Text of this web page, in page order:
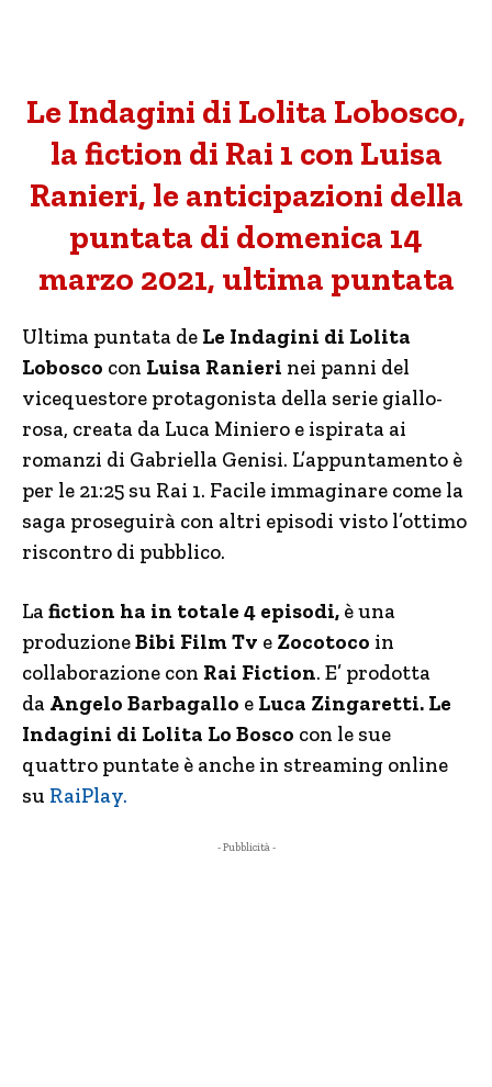
Le Indagini di Lolita Lobosco,
la fiction di Rai 1 con Luisa
Ranieri, le anticipazioni della
puntata di domenica 14
marzo 2021, ultima puntata
Ultima puntata de Le Indagini di Lolita
Lobosco con Luisa Ranieri nei panni del
vicequestore protagonista della serie giallo-
rosa, creata da Luca Miniero e ispirata ai
romanzi di Gabriella Genisi. L’appuntamento è
per le 21:25 su Rai 1. Facile immaginare come la
saga proseguirà con altri episodi visto l’ottimo
riscontro di pubblico.
Lafiction ha in totale 4 episodi, è una
produzioneBibi Film Tv e Zocotoco in
collaborazione con Rai Fiction. E’ prodotta
da Angelo Barbagallo e Luca Zingaretti. Le
Indagini di Lolita Lo Bosco con le sue
quattro puntate è anche in streaming online
su RaiPlay.
- Pubblicità -